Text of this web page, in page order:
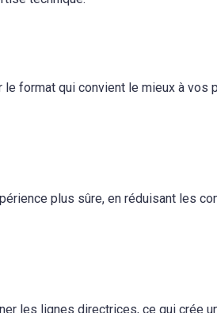
format qui convient le mieux à vos
plus sûre, en réduisant les
les lignes directrices, ce qui crée